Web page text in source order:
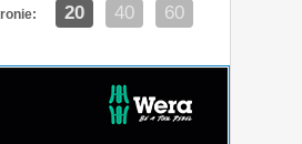
20 40 60